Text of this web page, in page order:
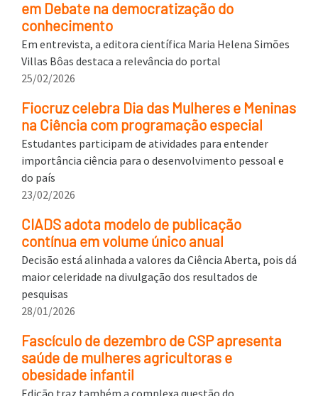
em Debate na democratização do
conhecimento
Em entrevista, a editora científica Maria Helena Simões
Villas Bôas destaca a relevância do portal
25/02/2026
Fiocruz celebra Dia das Mulheres e Meninas
na Ciência com programação especial
Estudantes participam de atividades para entender
importância ciência para o desenvolvimento pessoal e
do país
23/02/2026
CIADS adota modelo de publicação
contínua em volume único anual
Decisão está alinhada a valores da Ciência Aberta, pois dá
maior celeridade na divulgação dos resultados de
pesquisas
28/01/2026
Fascículo de dezembro de CSP apresenta
saúde de mulheres agricultoras e
obesidade infantil
Edição traz também a complexa questão do